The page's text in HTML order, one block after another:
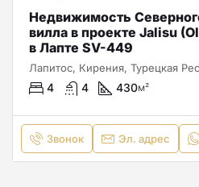
Недвижимость
вилла в проекте Jalisu
в Лапте SV-449
4 4 430м²
Звонок Эл. адрес